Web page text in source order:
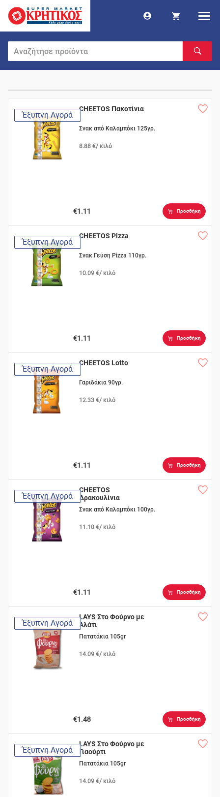
Έξυπνη Αγορά
CHEETOS Πακοτίνια
Σνακ από Καλαμπόκι 125γρ.
8.88 €/ κιλό
€1.11 Προσθήκη
Έξυπνη Αγορά
CHEETOS Pizza
Σνακ Γεύση Pizza 110γρ.
10.09 €/ κιλό
€1.11 Προσθήκη
Έξυπνη Αγορά
CHEETOS Lotto
Γαριδάκια 90γρ.
12.33 €/ κιλό
€1.11 Προσθήκη
Έξυπνη Αγορά
CHEETOS
Δρακουλίνια
Σνακ από Καλαμπόκι 100γρ.
11.10 €/ κιλό
€1.11 Προσθήκη
Έξυπνη Αγορά
LAYS Στο Φούρνο με
Αλάτι
Πατατάκια 105gr
14.09 €/ κιλό
€1.48 Προσθήκη
Έξυπνη Αγορά
LAYS Στο Φούρνο με
Γιαούρτι
Πατατάκια 105gr
14.09 €/ κιλό